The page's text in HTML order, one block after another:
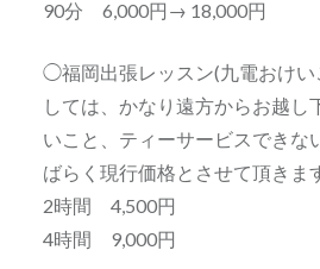
90分 6,000円→ 18,000円
◯福岡出張レッスン(九電おけい
しては、かなり遠方からお越し
いこと、ティーサービスできな
ばらく現行価格とさせて頂きま
2時間 4,500円
4時間 9,000円